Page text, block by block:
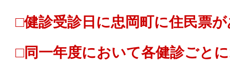
□健診受診日に忠岡町に住民票
□同一年度において各健診ごと